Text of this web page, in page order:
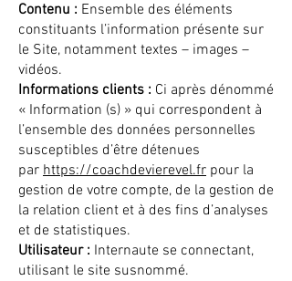
Contenu : Ensemble des éléments
constituants l’information présente sur
le Site, notamment textes – images –
vidéos.
Informations clients : Ci après dénommé
« Information (s) » qui correspondent à
l’ensemble des données personnelles
susceptibles d’être détenues
par https://coachdevierevel.fr pour la
gestion de votre compte, de la gestion de
la relation client et à des fins d’analyses
et de statistiques.
Utilisateur : Internaute se connectant,
utilisant le site susnommé.